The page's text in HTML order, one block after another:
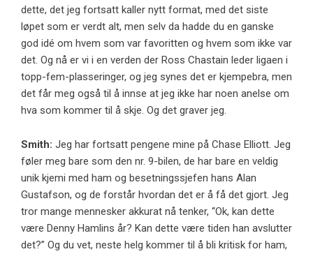
dette, det jeg fortsatt kaller nytt format, med det siste
løpet som er verdt alt, men selv da hadde du en ganske
god idé om hvem som var favoritten og hvem som ikke var
det. Og nå er vi i en verden der Ross Chastain leder ligaen i
topp-fem-plasseringer, og jeg synes det er kjempebra, men
det får meg også til å innse at jeg ikke har noen anelse om
hva som kommer til å skje. Og det graver jeg.
Smith: Jeg har fortsatt pengene mine på Chase Elliott. Jeg
føler meg bare som den nr. 9-bilen, de har bare en veldig
unik kjemi med ham og besetningssjefen hans Alan
Gustafson, og de forstår hvordan det er å få det gjort. Jeg
tror mange mennesker akkurat nå tenker, “Ok, kan dette
være Denny Hamlins år? Kan dette være tiden han avslutter
det?” Og du vet, neste helg kommer til å bli kritisk for ham,